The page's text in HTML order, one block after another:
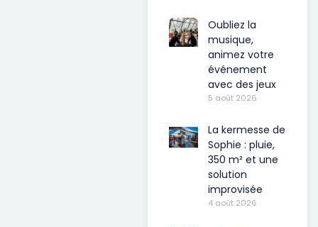
Oubliez la
musique,
animez votre
événement
avec des jeux
5 août 2026
La kermesse de
Sophie : pluie,
350 m² et une
solution
improvisée
4 août 2026